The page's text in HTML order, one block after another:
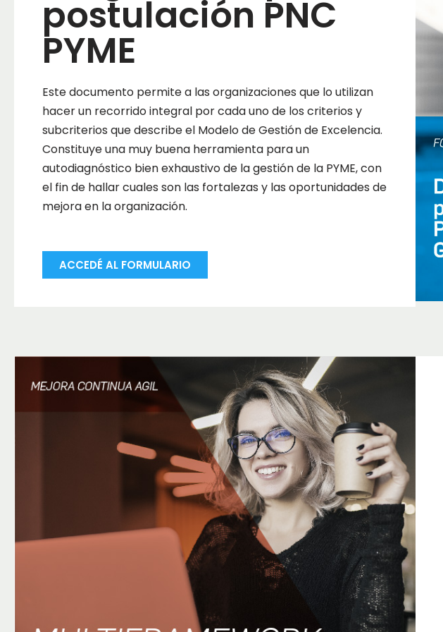
postulación PNC
PYME
Este documento permite a las organizaciones que lo utilizan
hacer un recorrido integral por cada uno de los criterios y
subcriterios que describe el Modelo de Gestión de Excelencia.
Constituye una muy buena herramienta para un
autodiagnóstico bien exhaustivo de la gestión de la PYME, con
el fin de hallar cuales son las fortalezas y las oportunidades de
mejora en la organización.
ACCEDÉ AL FORMULARIO